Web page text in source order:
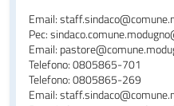
Email:
Pec:
Email:
Telefono: 0805865-701
Telefono: 0805865-269
Email: